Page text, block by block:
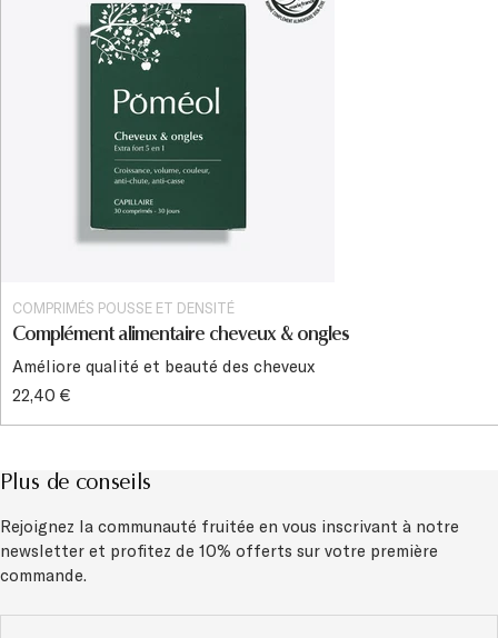
COMPRIMÉS POUSSE ET DENSITÉ
Complément alimentaire cheveux & ongles
Améliore qualité et beauté des cheveux
22,40 €
Plus de conseils
Rejoignez la communauté fruitée en vous inscrivant à notre
newsletter et profitez de 10% offerts sur votre première
commande.